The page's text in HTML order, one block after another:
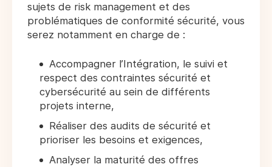
sujets de risk management et des
problématiques de conformité sécurité, vous
serez notamment en charge de :
Accompagner l’Intégration, le suivi et
respect des contraintes sécurité et
cybersécurité au sein de différents
projets interne,
Réaliser des audits de sécurité et
prioriser les besoins et exigences,
Analyser la maturité des offres